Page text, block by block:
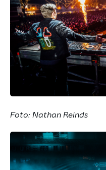
Foto: Nathan Reinds